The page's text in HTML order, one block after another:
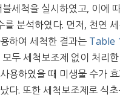
세척을 실시하였고, 이에
를 분석하였다. 먼저, 천연
하여 세척한 결과는 Table
두 세척보조제 없이 처리
용하였을 때 미생물 수가
다. 또한 세척보조제로 식